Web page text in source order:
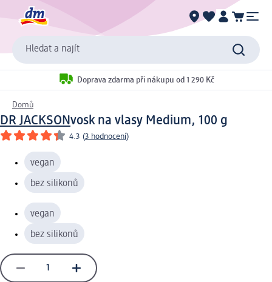
Hledat a najít
Doprava zdarma při nákupu od 1 290 Kč
Domů
DR JACKSONvosk na vlasy Medium, 100 g
4.3 (3 hodnocení)
vegan
bez silikonů
vegan
bez silikonů